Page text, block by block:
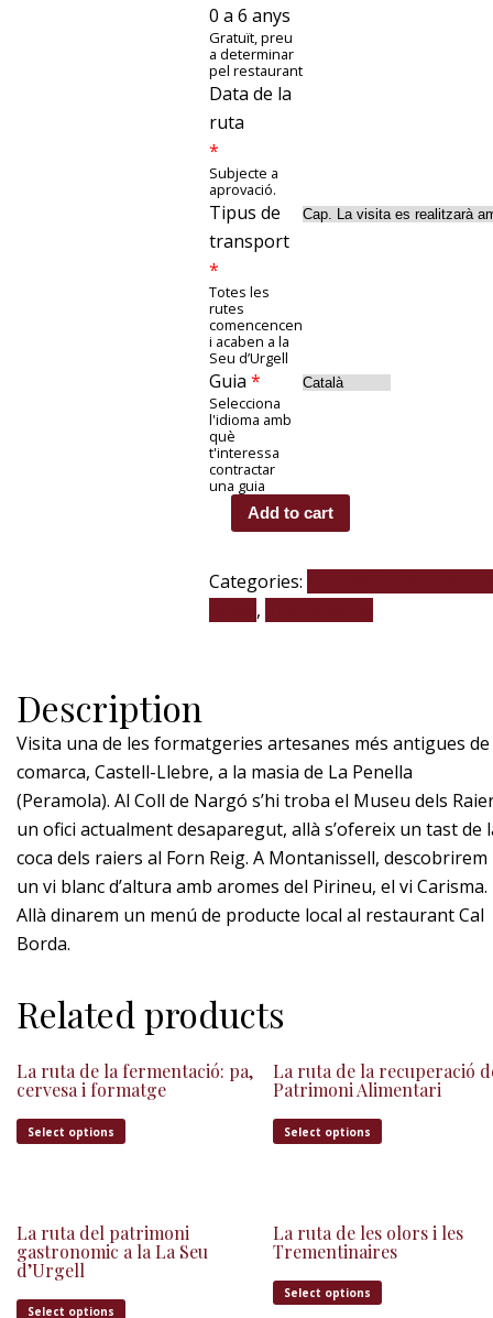
0 a 6 anys
Gratuït, preu
a determinar
pel restaurant
Data de la
ruta
*
Subjecte a
aprovació.
Tipus de
transport
*
Totes les
rutes
comencencen
i acaben a la
Seu d’Urgell
Guia *
Selecciona
l'idioma amb
què
t'interessa
contractar
una guia
Add to cart
Categories:
,
Description
Visita una de les formatgeries artesanes més antigues
comarca, Castell-Llebre, a la masia de La Penella
(Peramola). Al Coll de Nargó s’hi troba el Museu dels
un ofici actualment desaparegut, allà s’ofereix un tast de
coca dels raiers al Forn Reig. A Montanissell, descobrirem
un vi blanc d’altura amb aromes del Pirineu, el vi Carisma.
Allà dinarem un menú de producte local al restaurant Cal
Borda.
Related products
La ruta de la fermentació: pa,
cervesa i formatge
Select options
La ruta de la recuperació
Patrimoni Alimentari
Select options
La ruta del patrimoni
gastronomic a la La Seu
d’Urgell
Select options
La ruta de les olors i les
Trementinaires
Select options